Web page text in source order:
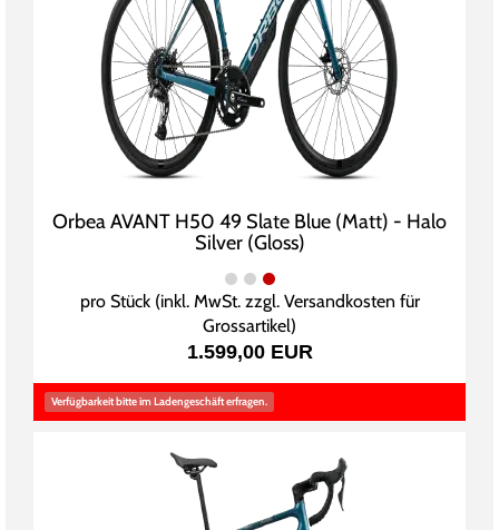
Orbea AVANT H50 49 Slate Blue (Matt) - Halo
Silver (Gloss)
pro Stück (inkl. MwSt. zzgl. Versandkosten für
Grossartikel)
1.599,00 EUR
Verfügbarkeit bitte im Ladengeschäft erfragen.